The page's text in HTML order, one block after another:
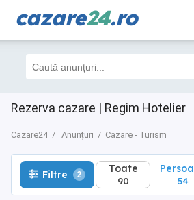
cazare24.ro
Rezerva cazare | Regim Hotelier
Cazare24 Anunțuri Cazare - Turism
Filtre 2 Toate
90
Filtre 2 Toate
90 54